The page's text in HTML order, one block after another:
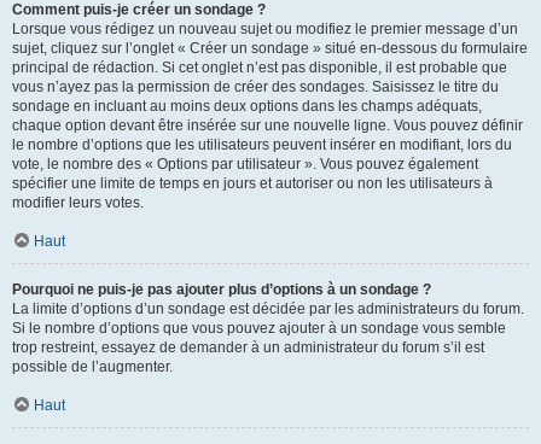
Comment puis-je créer un sondage ?
Lorsque vous rédigez un nouveau sujet ou modifiez le premier message d’un
sujet, cliquez sur l’onglet « Créer un sondage » situé en-dessous du formulaire
principal de rédaction. Si cet onglet n’est pas disponible, il est probable que
vous n’ayez pas la permission de créer des sondages. Saisissez le titre du
sondage en incluant au moins deux options dans les champs adéquats,
chaque option devant être insérée sur une nouvelle ligne. Vous pouvez définir
le nombre d’options que les utilisateurs peuvent insérer en modifiant, lors du
vote, le nombre des « Options par utilisateur ». Vous pouvez également
spécifier une limite de temps en jours et autoriser ou non les utilisateurs à
modifier leurs votes.
Haut
Pourquoi ne puis-je pas ajouter plus d’options à un sondage ?
La limite d’options d’un sondage est décidée par les administrateurs du forum.
Si le nombre d’options que vous pouvez ajouter à un sondage vous semble
trop restreint, essayez de demander à un administrateur du forum s’il est
possible de l’augmenter.
Haut